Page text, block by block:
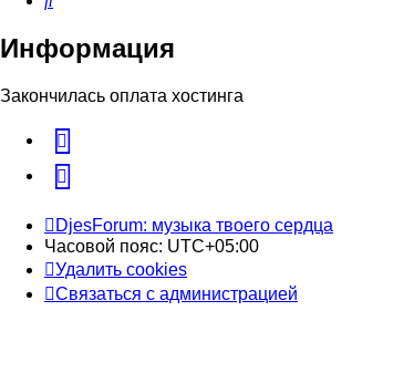
Информация
Закончилась оплата хостинга
vk
Telegram
DjesForum: музыка твоего сердца
Часовой пояс: UTC+05:00
Удалить cookies
Связаться с администрацией